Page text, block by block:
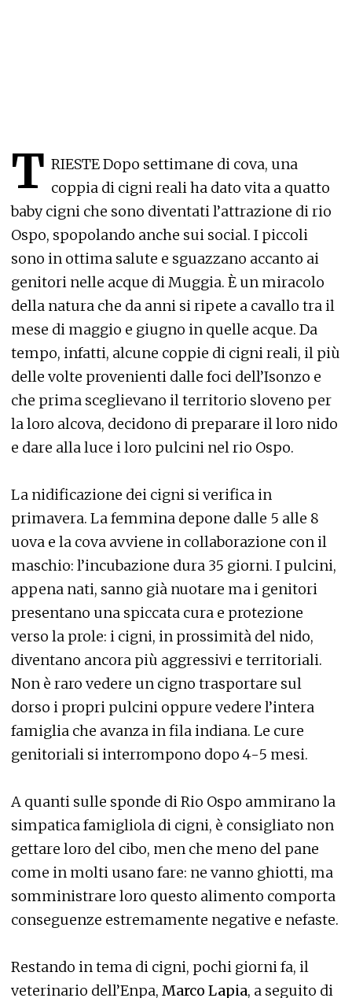
T RIESTE Dopo settimane di cova, una
coppia di cigni reali ha dato vita a quatto
baby cigni che sono diventati l’attrazione di rio
Ospo, spopolando anche sui social. I piccoli
sono in ottima salute e sguazzano accanto ai
genitori nelle acque di Muggia. È un miracolo
della natura che da anni si ripete a cavallo tra il
mese di maggio e giugno in quelle acque. Da
tempo, infatti, alcune coppie di cigni reali, il più
delle volte provenienti dalle foci dell’Isonzo e
che prima sceglievano il territorio sloveno per
la loro alcova, decidono di preparare il loro nido
e dare alla luce i loro pulcini nel rio Ospo.
La nidificazione dei cigni si verifica in
primavera. La femmina depone dalle 5 alle 8
uova e la cova avviene in collaborazione con il
maschio: l’incubazione dura 35 giorni. I pulcini,
appena nati, sanno già nuotare ma i genitori
presentano una spiccata cura e protezione
verso la prole: i cigni, in prossimità del nido,
diventano ancora più aggressivi e territoriali.
Non è raro vedere un cigno trasportare sul
dorso i propri pulcini oppure vedere l’intera
famiglia che avanza in fila indiana. Le cure
genitoriali si interrompono dopo 4-5 mesi.
A quanti sulle sponde di Rio Ospo ammirano la
simpatica famigliola di cigni, è consigliato non
gettare loro del cibo, men che meno del pane
come in molti usano fare: ne vanno ghiotti, ma
somministrare loro questo alimento comporta
conseguenze estremamente negative e nefaste.
Restando in tema di cigni, pochi giorni fa, il
veterinario dell’Enpa, Marco Lapia, a seguito di